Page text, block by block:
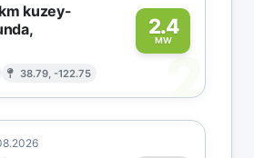
kuzey-
38.79, -122.75
2.4
MW
2